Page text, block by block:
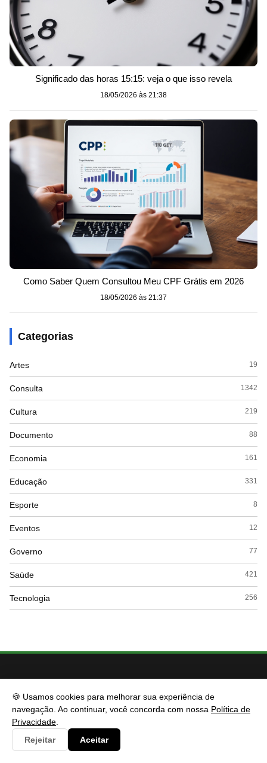
🍪 Usamos cookies para melhorar sua experiência de
navegação. Ao continuar, você concorda com nossa Política de
Privacidade
Rejeitar
Aceitar
Significado das horas 15:15: veja o que isso revela
18/05/2026 às 21:38
Como Saber Quem Consultou Meu CPF Grátis em 2026
18/05/2026 às 21:37
Categorias
Artes 19
Consulta 1342
Cultura 219
Documento 88
Economia 161
Educação 331
Esporte 8
Eventos 12
Governo 77
Saúde 421
Tecnologia 256
CIDESP